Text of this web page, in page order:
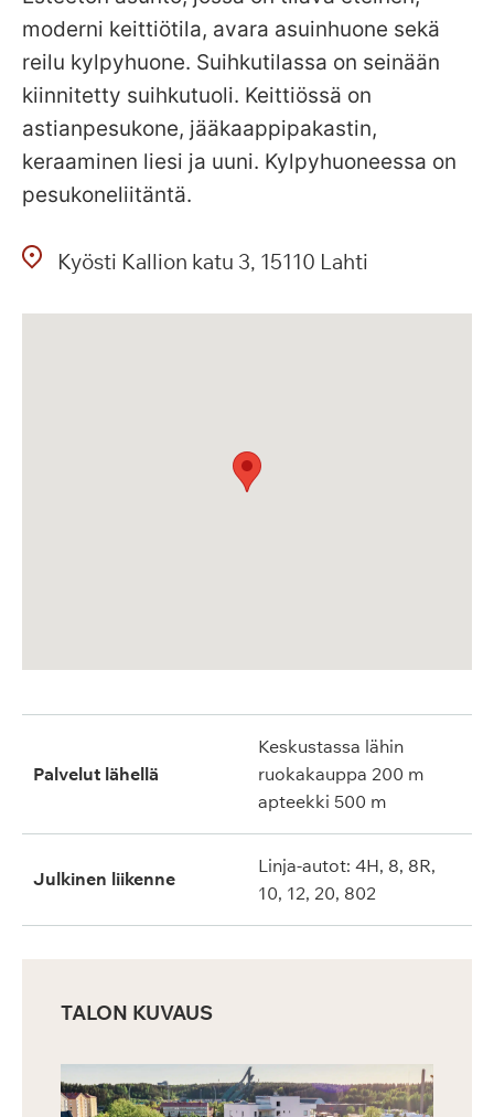
moderni keittiötila, avara asuinhuone sekä
reilu kylpyhuone. Suihkutilassa on seinään
kiinnitetty suihkutuoli. Keittiössä on
astianpesukone, jääkaappipakastin,
keraaminen liesi ja uuni. Kylpyhuoneessa on
pesukoneliitäntä.
Kyösti Kallion katu 3 15110 Lahti
Palvelut lähellä
Keskustassa lähin
ruokakauppa 200 m
apteekki 500 m
Julkinen liikenne
Linja-autot: 4H, 8, 8R,
10, 12, 20, 802
TALON KUVAUS